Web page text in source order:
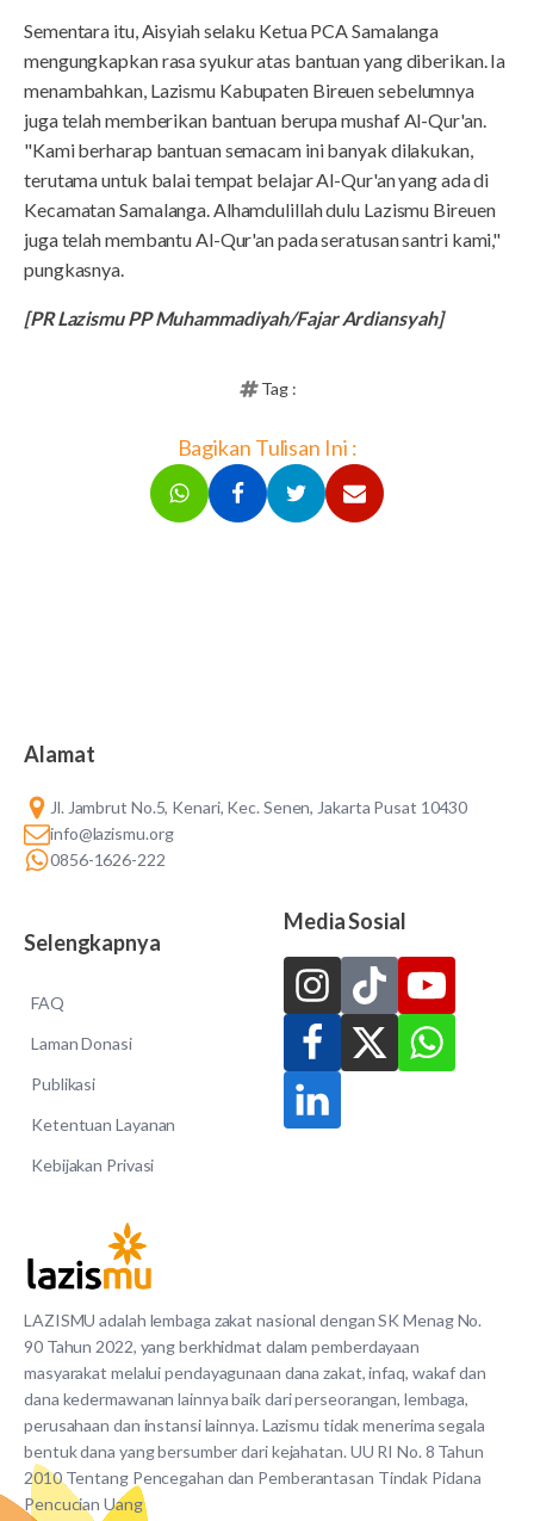
Sementara itu, Aisyiah selaku Ketua PCA Samalanga
mengungkapkan rasa syukur atas bantuan yang diberikan. Ia
menambahkan, Lazismu Kabupaten Bireuen sebelumnya
juga telah memberikan bantuan berupa mushaf Al-Qur'an.
"Kami berharap bantuan semacam ini banyak dilakukan,
terutama untuk balai tempat belajar Al-Qur'an yang ada di
Kecamatan Samalanga. Alhamdulillah dulu Lazismu Bireuen
juga telah membantu Al-Qur'an pada seratusan santri kami,"
pungkasnya.
[PR Lazismu PP Muhammadiyah/Fajar Ardiansyah]
Tag :
Bagikan Tulisan Ini :
LAZISMU adalah lembaga zakat nasional dengan SK Menag No.
90 Tahun 2022, yang berkhidmat dalam pemberdayaan
masyarakat melalui pendayagunaan dana zakat, infaq, wakaf dan
dana kedermawanan lainnya baik dari perseorangan, lembaga,
perusahaan dan instansi lainnya. Lazismu tidak menerima segala
bentuk dana yang bersumber dari kejahatan. UU RI No. 8 Tahun
2010 Tentang Pencegahan dan Pemberantasan Tindak Pidana
Pencucian Uang
Alamat
Jl. Jambrut No.5, Kenari, Kec. Senen, Jakarta Pusat 10430
info@lazismu.org
0856-1626-222
Selengkapnya
FAQ
Laman Donasi
Publikasi
Ketentuan Layanan
Kebijakan Privasi
Media Sosial